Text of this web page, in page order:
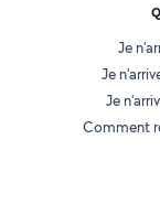
Je
Je
Je
Comment